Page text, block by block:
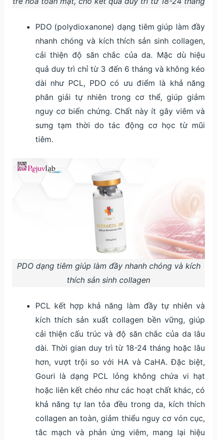
PDO (polydioxanone) dạng tiêm giúp làm đầy
nhanh chóng và kích thích sản sinh collagen,
cải thiện độ săn chắc của da. Mặc dù hiệu
quả duy trì chỉ từ 3 đến 6 tháng và không kéo
dài như PCL, PDO có ưu điểm là khả năng
phân giải tự nhiên trong cơ thể, giúp giảm
nguy cơ biến chứng. Chất này ít gây viêm và
sưng tạm thời do tác động cơ học từ mũi
tiêm.
PDO dạng tiêm giúp làm đầy nhanh chóng và kích
thích sản sinh collagen
PCL kết hợp khả năng làm đầy tự nhiên và
kích thích sản xuất collagen bền vững, giúp
cải thiện cấu trúc và độ săn chắc của da lâu
dài. Thời gian duy trì từ 18-24 tháng hoặc lâu
hơn, vượt trội so với HA và CaHA. Đặc biệt,
Gouri là dạng PCL lỏng không chứa vi hạt
hoặc liên kết chéo như các hoạt chất khác, có
khả năng tự lan tỏa đều trong da, kích thích
collagen an toàn, giảm thiểu nguy cơ vón cục,
tắc mạch và phản ứng viêm, mang lại hiệu